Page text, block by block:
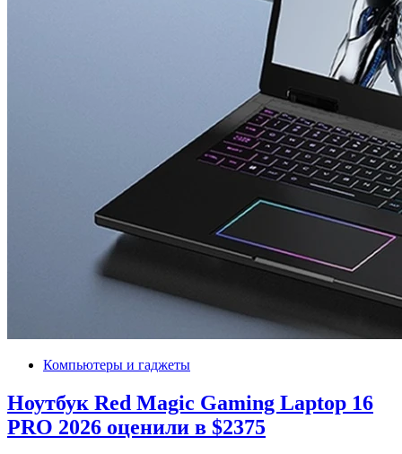
Компьютеры и гаджеты
Ноутбук Red Magic Gaming Laptop 16
PRO 2026 оценили в $2375